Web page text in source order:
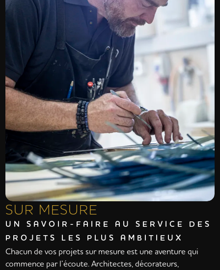
SUR MESURE
UN SAVOIR-FAIRE AU SERVICE DES
PROJETS LES PLUS AMBITIEUX
Chacun de vos projets sur mesure est une aventure qui
commence par l’écoute. Architectes, décorateurs,